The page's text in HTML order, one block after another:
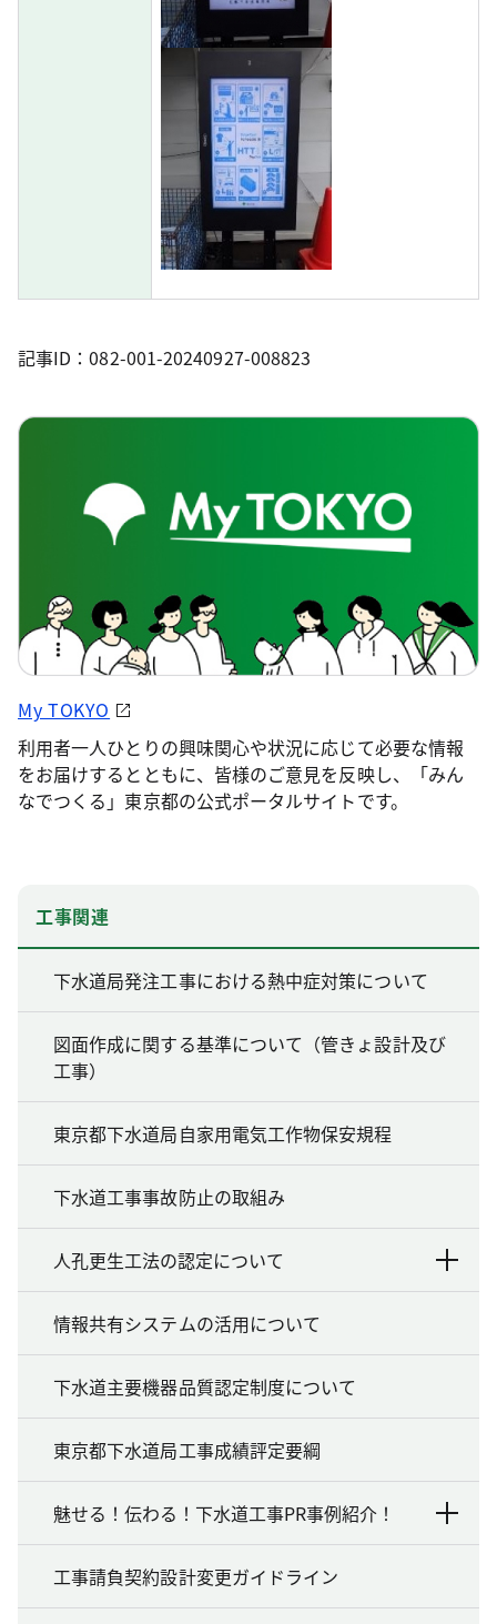
記事ID：082-001-20240927-008823
My TOKYO
利用者一人ひとりの興味関心や状況に応じて必要な情報
をお届けするとともに、皆様のご意見を反映し、「みん
なでつくる」東京都の公式ポータルサイトです。
工事関連
下水道局発注工事における熱中症対策について
図面作成に関する基準について（管きょ設計及び
工事）
東京都下水道局自家用電気工作物保安規程
下水道工事事故防止の取組み
人孔更生工法の認定について
情報共有システムの活用について
下水道主要機器品質認定制度について
東京都下水道局工事成績評定要綱
魅せる！伝わる！下水道工事PR事例紹介！
工事請負契約設計変更ガイドライン